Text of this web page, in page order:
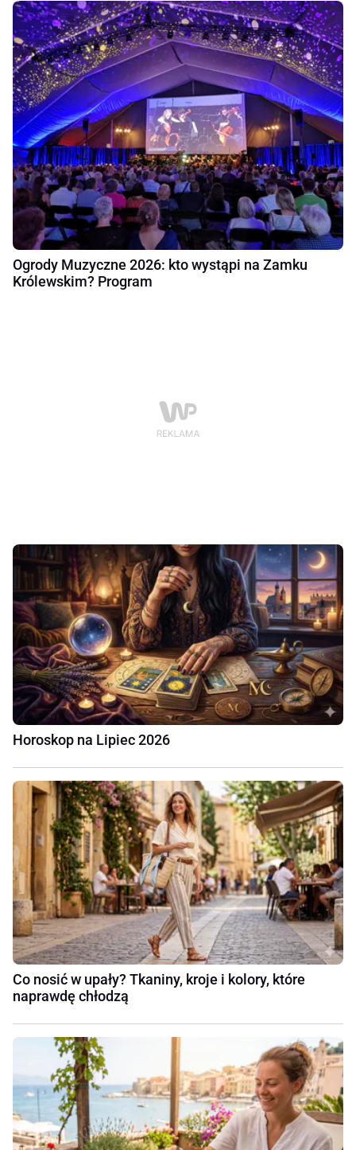
Ogrody Muzyczne 2026: kto wystąpi na Zamku
Królewskim? Program
Horoskop na Lipiec 2026
Co nosić w upały? Tkaniny, kroje i kolory, które
naprawdę chłodzą